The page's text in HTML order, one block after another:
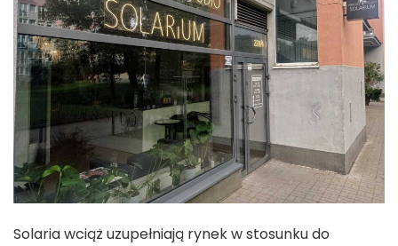
Solaria wciąż uzupełniają rynek w stosunku do